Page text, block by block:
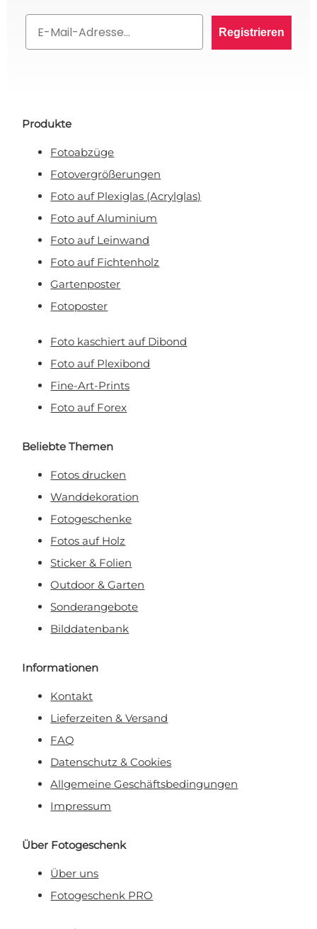
Registrieren
Produkte
Fotoabzüge
Fotovergrößerungen
Foto auf Plexiglas (Acrylglas)
Foto auf Aluminium
Foto auf Leinwand
Foto auf Fichtenholz
Gartenposter
Fotoposter
Foto kaschiert auf Dibond
Foto auf Plexibond
Fine-Art-Prints
Foto auf Forex
Beliebte Themen
Fotos drucken
Wanddekoration
Fotogeschenke
Fotos auf Holz
Sticker & Folien
Outdoor & Garten
Sonderangebote
Bilddatenbank
Informationen
Kontakt
Lieferzeiten & Versand
FAQ
Datenschutz & Cookies
Allgemeine Geschäftsbedingungen
Impressum
Über Fotogeschenk
Über uns
Fotogeschenk PRO
10% RABATT AUF IHRE
BESTELLUNG? 👀
Rabatt anfordern!
Nein, ich will keinen Rabatt!
Mit Ihrer Anmeldung erklären Sie sich damit einverstanden, E-Mail-Marketing zu
erhalten.